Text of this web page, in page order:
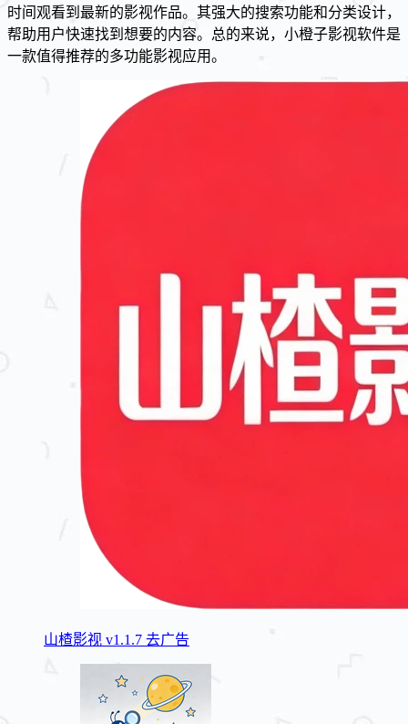
时间观看到最新的影视作品。其强大的搜索功能和分类设计，
帮助用户快速找到想要的内容。总的来说，小橙子影视软件是
一款值得推荐的多功能影视应用。
山楂影视 v1.1.7 去广告